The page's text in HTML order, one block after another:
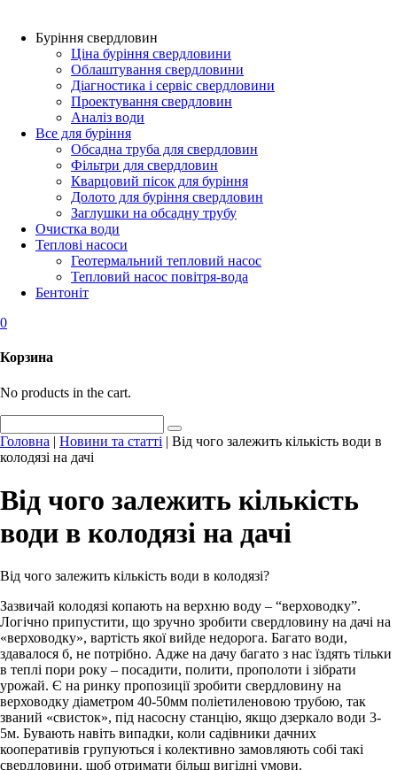
Буріння свердловин
Ціна буріння свердловини
Облаштування свердловини
Діагностика і сервіс свердловини
Проектування свердловин
Аналіз води
Все для буріння
Обсадна труба для свердловин
Фільтри для свердловин
Кварцовий пісок для буріння
Долото для буріння свердловин
Заглушки на обсадну трубу
Очистка води
Теплові насоси
Геотермальний тепловий насос
Тепловий насос повітря-вода
Бентоніт
0
Корзина
No products in the cart.
Головна | Новини та статті | Від чого залежить кількість води в
колодязі на дачі
Від чого залежить кількість
води в колодязі на дачі
Від чого залежить кількість води в колодязі?
Зазвичай колодязі копають на верхню воду – “верховодку”.
Логічно припустити, що зручно зробити свердловину на дачі на
«верховодку», вартість якої вийде недорога. Багато води,
здавалося б, не потрібно. Адже на дачу багато з нас їздять тільки
в теплі пори року – посадити, полити, прополоти і зібрати
урожай. Є на ринку пропозиції зробити свердловину на
верховодку діаметром 40-50мм поліетиленовою трубою, так
званий «свисток», під насосну станцію, якщо дзеркало води 3-
5м. Бувають навіть випадки, коли садівники дачних
кооперативів групуються і колективно замовляють собі такі
свердловини, щоб отримати більш вигідні умови.